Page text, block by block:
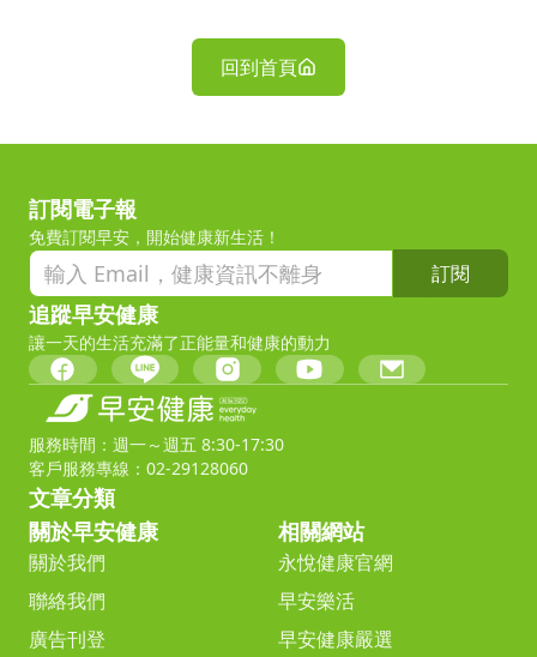
回到首頁
訂閱電子報
免費訂閱早安，開始健康新生活！
訂閱
追蹤早安健康
讓一天的生活充滿了正能量和健康的動力
服務時間：週一～週五 8:30-17:30
客戶服務專線：02-29128060
文章分類
關於早安健康
關於我們
聯絡我們
廣告刊登
相關網站
永悅健康官網
早安樂活
早安健康嚴選